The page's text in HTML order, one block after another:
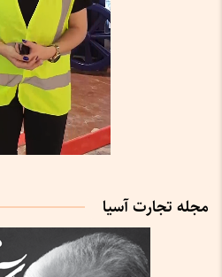
مجله تجارت آسیا